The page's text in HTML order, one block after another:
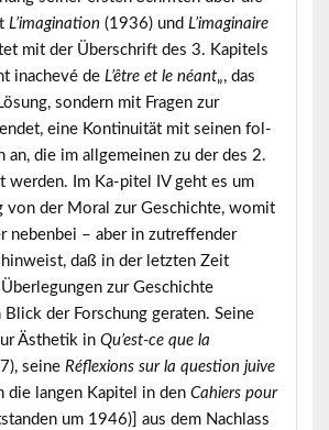
L’imagination (1936) und L’imaginaire
mit der Überschrift des 3. Kapitels
inachevé de L’être et le néant„, das
sondern mit Fragen zur
eine Kontinuität mit seinen fol-
an, die im allgemeinen zu der des 2.
werden. Im Ka-pitel IV geht es um
von der Moral zur Geschichte, womit
nebenbei – aber in zutreffender
daß in der letzten Zeit
zur Geschichte
der Forschung geraten. Seine
Ästhetik in Qu’est-ce que la
seine Réflexions sur la question juive
die langen Kapitel in den Cahiers pour
um 1946)] aus dem Nachlass